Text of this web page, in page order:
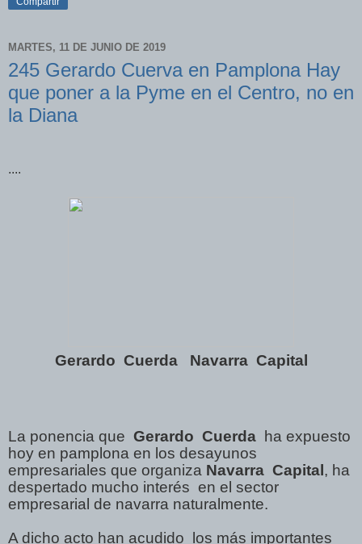
MARTES, 11 DE JUNIO DE 2019
245 Gerardo Cuerva en Pamplona Hay
que poner a la Pyme en el Centro, no en
la Diana
....
Gerardo Cuerda Navarra Capital
La ponencia que Gerardo Cuerda
ha expuesto
hoy en pamplona en los desayunos
empresariales que organiza Navarra Capital , ha
despertado mucho interés en el sector
empresarial de navarra naturalmente.
A dicho acto han acudido
los más importantes